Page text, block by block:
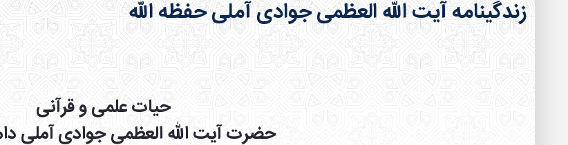
زندگینامه آیت الله العظمی جوادی آملی حفظه الله
حیات علمی و قرآنی
حضرت آیت الله العظمی جوادی آملی